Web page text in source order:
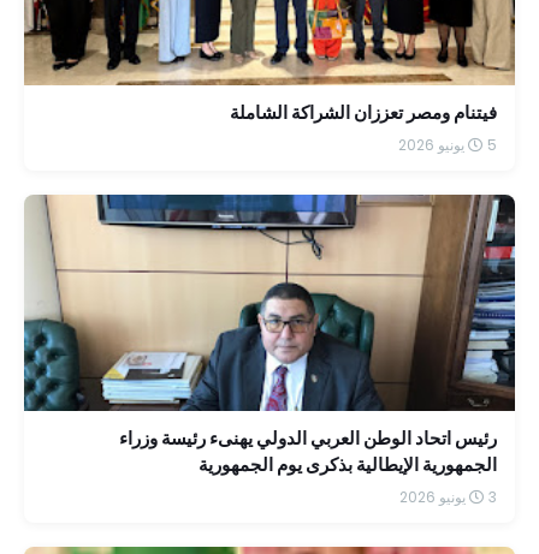
فيتنام ومصر تعززان الشراكة الشاملة
5 يونيو 2026
رئيس اتحاد الوطن العربي الدولي يهنىء رئيسة وزراء
الجمهورية الإيطالية بذكرى يوم الجمهورية
3 يونيو 2026